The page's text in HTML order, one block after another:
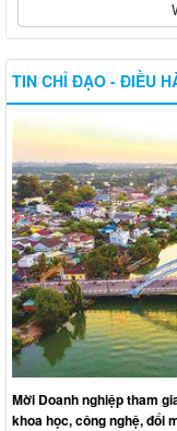
TIN CHỈ ĐẠO - ĐIỀU
Mời Doanh nghiệp tham
khoa học, công nghệ, đổi